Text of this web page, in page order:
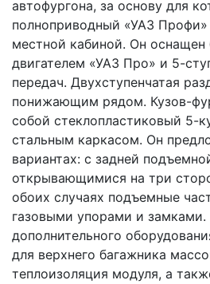
автофургона, за основу для
полноприводный «УАЗ
местной кабиной. Он оснащен
двигателем «УАЗ Про» и 5-
передач. Двухступенчатая
понижающим рядом. Кузов-
собой стеклопластиковый 5-
стальным каркасом. Он
вариантах: с задней
открывающимися на три
обоих случаях подъемные
газовыми упорами и замками.
дополнительного
для верхнего багажника
теплоизоляция модуля, а